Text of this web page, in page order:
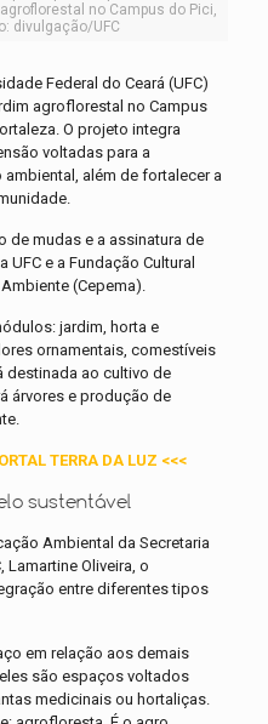
no Campus do Pici,
divulgação/UFC
Federal do Ceará (UFC)
agroflorestal no Campus
O projeto integra
voltadas para a
além de fortalecer a
de mudas e a assinatura de
e a Fundação Cultural
(Cepema).
jardim, horta e
ornamentais, comestíveis
destinada ao cultivo de
árvores e produção de
TERRA DA LUZ <<<
sustentável
Ambiental da Secretaria
Lamartine Oliveira, o
entre diferentes tipos
em relação aos demais
são espaços voltados
medicinais ou hortaliças.